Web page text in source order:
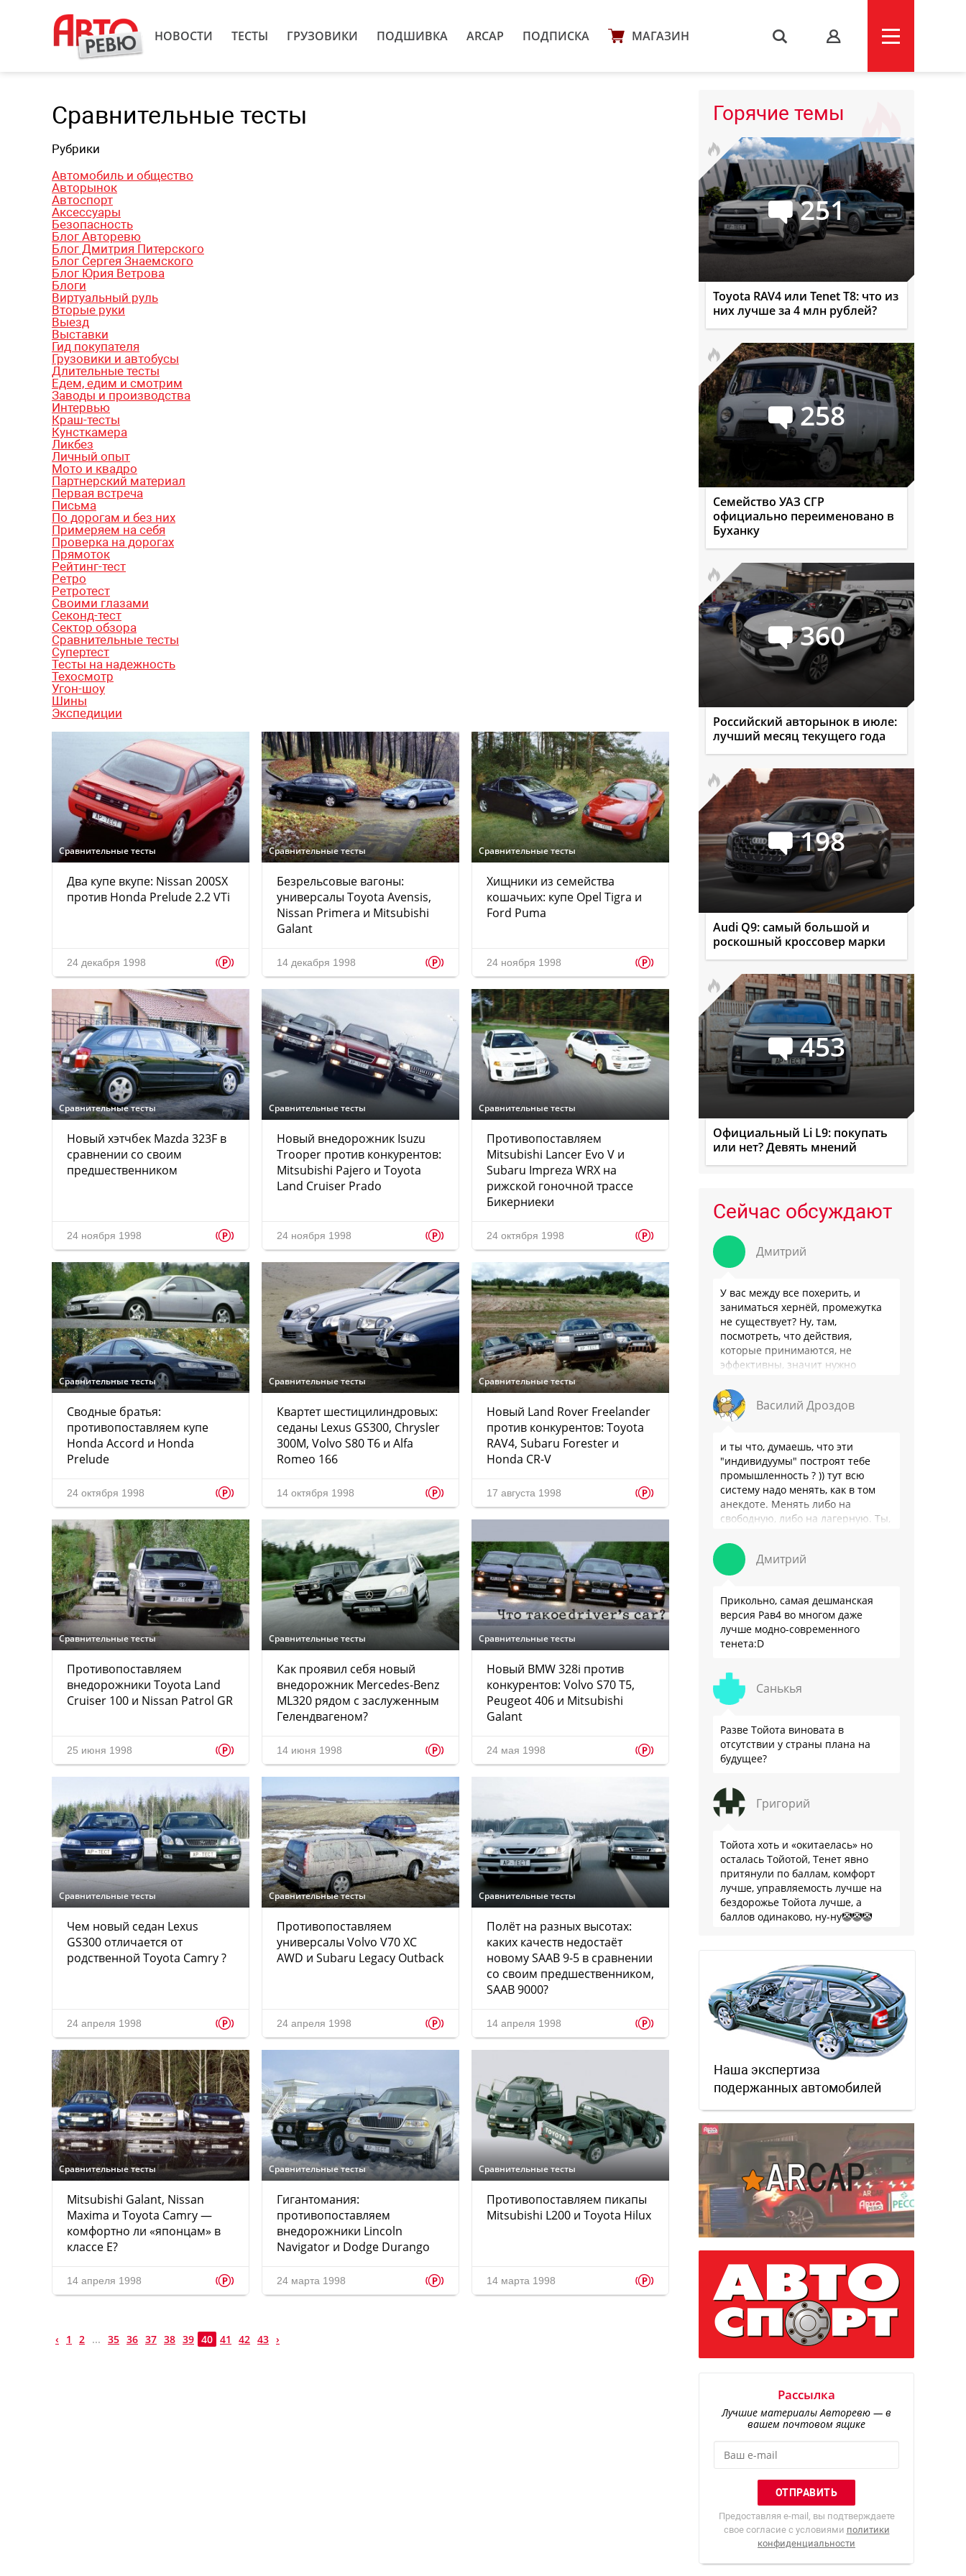
НОВОСТИ ТЕСТЫ ГРУЗОВИКИ ПОДШИВКА ARCAP ПОДПИСКА МАГАЗИН s
Сравнительные тесты
Рубрики
Автомобиль и общество
Авторынок
Автоспорт
Аксессуары
Безопасность
Блог Авторевю
Блог Дмитрия Питерского
Блог Сергея Знаемского
Блог Юрия Ветрова
Блоги
Виртуальный руль
Вторые руки
Выезд
Выставки
Гид покупателя
Грузовики и автобусы
Длительные тесты
Едем, едим и смотрим
Заводы и производства
Интервью
Краш-тесты
Кунсткамера
Ликбез
Личный опыт
Мото и квадро
Партнерский материал
Первая встреча
Письма
По дорогам и без них
Примеряем на себя
Проверка на дорогах
Прямоток
Рейтинг-тест
Ретро
Ретротест
Своими глазами
Секонд-тест
Сектор обзора
Сравнительные тесты
Супертест
Тесты на надежность
Техосмотр
Угон-шоу
Шины
Экспедиции
Сравнительные тесты
Два купе вкупе: Nissan 200SX
против Honda Prelude 2.2 VTi
24 декабря 1998 p
Сравнительные тесты
Безрельсовые вагоны:
универсалы Toyota Avensis,
Nissan Primera и Mitsubishi
Galant
14 декабря 1998 p
Сравнительные тесты
Хищники из семейства
кошачьих: купе Opel Tigra и
Ford Puma
24 ноября 1998 p
Сравнительные тесты
Новый хэтчбек Mazda 323F в
сравнении со своим
предшественником
24 ноября 1998 p
Сравнительные тесты
Новый внедорожник Isuzu
Trooper против конкурентов:
Mitsubishi Pajero и Toyota
Land Cruiser Prado
24 ноября 1998 p
Сравнительные тесты
Противопоставляем
Mitsubishi Lancer Evo V и
Subaru Impreza WRX на
рижской гоночной трассе
Бикерниеки
24 октября 1998 p
Сравнительные тесты
Сводные братья:
противопоставляем купе
Honda Accord и Honda
Prelude
24 октября 1998 p
Сравнительные тесты
Квартет шестицилиндровых:
седаны Lexus GS300, Chrysler
300M, Volvo S80 T6 и Alfa
Romeo 166
14 октября 1998 p
Сравнительные тесты
Новый Land Rover Freelander
против конкурентов: Toyota
RAV4, Subaru Forester и
Honda CR-V
17 августа 1998 p
Сравнительные тесты
Противопоставляем
внедорожники Toyota Land
Cruiser 100 и Nissan Patrol GR
25 июня 1998 p
Сравнительные тесты
Как проявил себя новый
внедорожник Mercedes-Benz
ML320 рядом с заслуженным
Гелендвагеном?
14 июня 1998 p
Сравнительные тесты
Новый BMW 328i против
конкурентов: Volvo S70 T5,
Peugeot 406 и Mitsubishi
Galant
24 мая 1998 p
Сравнительные тесты
Чем новый седан Lexus
GS300 отличается от
родственной Toyota Camry ?
24 апреля 1998 p
Сравнительные тесты
Противопоставляем
универсалы Volvo V70 XC
AWD и Subaru Legacy Outback
24 апреля 1998 p
Сравнительные тесты
Полёт на разных высотах:
каких качеств недостаёт
новому SAAB 9-5 в сравнении
со своим предшественником,
SAAB 9000?
14 апреля 1998 p
Сравнительные тесты
Mitsubishi Galant, Nissan
Maxima и Toyota Camry —
комфортно ли «японцам» в
классе Е?
14 апреля 1998 p
Сравнительные тесты
Гигантомания:
противопоставляем
внедорожники Lincoln
Navigator и Dodge Durango
24 марта 1998 p
Сравнительные тесты
Противопоставляем пикапы
Mitsubishi L200 и Toyota Hilux
14 марта 1998 p
‹ 1 2 ... 35 36 37 38 39 40 41 42 43 ›
Горячие темы
251
Toyota RAV4 или Tenet T8: что из
них лучше за 4 млн рублей?
258
Семейство УАЗ СГР
официально переименовано в
Буханку
360
Российский авторынок в июле:
лучший месяц текущего года
198
Audi Q9: самый большой и
роскошный кроссовер марки
453
Официальный Li L9: покупать
или нет? Девять мнений
Сейчас обсуждают
Дмитрий
У вас между все похерить, и
заниматься хернёй, промежутка
не существует? Ну, там,
посмотреть, что действия,
которые принимаются, не
эффективны, значит нужно
Или только две крайности? Хватит
…
Василий Дроздов
и ты что, думаешь, что эти
"индивидуумы" построят тебе
промышленность ? )) тут всю
систему надо менять, как в том
анекдоте. Менять либо на
свободную, либо на лагерную. Ты,
Дмитрий
Прикольно, самая дешманская
версия Рав4 во многом даже
лучше модно-современного
тенета:D
Санькья
Разве Тойота виновата в
отсутствии у страны плана на
будущее?
Григорий
Тойота хоть и «окитаелась» но
осталась Тойотой, Тенет явно
притянули по баллам, комфорт
лучше, управляемость лучше на
бездорожье Тойота лучше, а
баллов одинаково, ну-ну🤡🤡🤡
Наша экспертиза
подержанных автомобилей
Рассылка
Лучшие материалы Авторевю — в
вашем почтовом ящике
Предоставляя e-mail, вы подтверждаете
свое согласие с условиями политики
конфиденциальности